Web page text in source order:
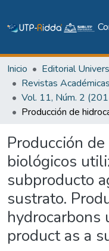
Inicio
Revistas
Producción
biológicos
subproducto
sustrato.
hydrocarbons
product as a